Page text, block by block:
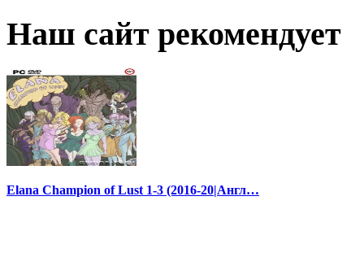
Наш сайт рекомендует
Elana Champion of Lust 1-3 (2016-20|Англ…